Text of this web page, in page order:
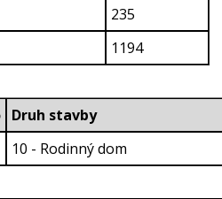
235
1194
Druh
10 - Rodinný dom